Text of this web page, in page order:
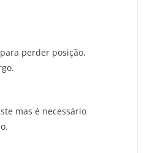
perder posição,
mas é necessário